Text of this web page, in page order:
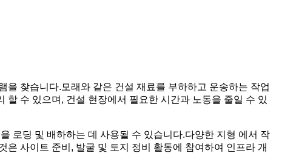
찾습니다.모래와 같은 건설 재료를 부하하고 운송하는 작업
수 있으며, 건설 현장에서 필요한 시간과 노동을 줄일 수 있
로딩 및 배하하는 데 사용될 수 있습니다.다양한 지형 에서 작
사이트 준비, 발굴 및 토지 정비 활동에 참여하여 인프라 개